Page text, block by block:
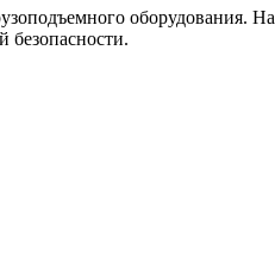
оборудования.
безопасности.